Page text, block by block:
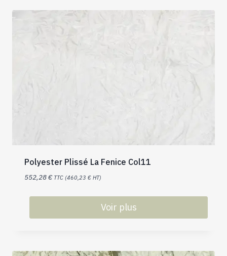
Polyester Plissé La Fenice Col11
552,28€ TTC (460,23 € HT)
Voir plus